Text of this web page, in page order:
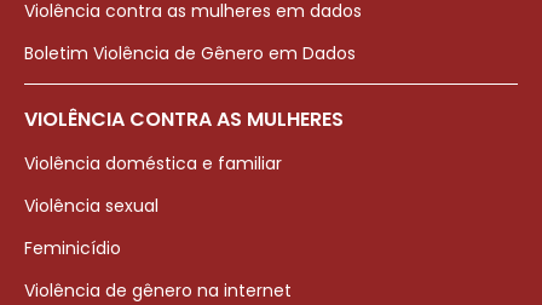
Violência contra as mulheres em dados
Boletim Violência de Gênero em Dados
VIOLÊNCIA CONTRA AS MULHERES
Violência doméstica e familiar
Violência sexual
Feminicídio
Violência de gênero na internet